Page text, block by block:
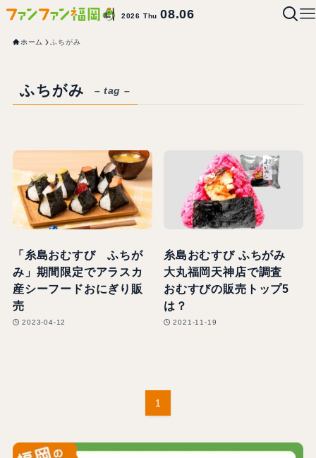
2026 Thu08.06
ホーム ふちがみ
ふちがみ – tag –
「糸島おむすび ふちが
み」期間限定でアラスカ
産シーフードおにぎり販
売
2023-04-12
糸島おむすび ふちがみ
大丸福岡天神店で調査
おむすびの販売トップ5
は？
2021-11-19
1